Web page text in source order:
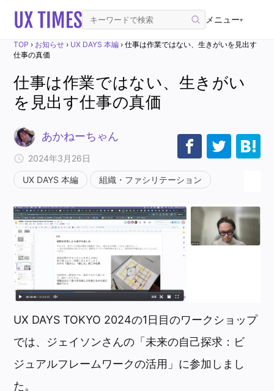
メニュー▾
TOP › お知らせ › UX DAYS 本編 ›仕事は作業ではない、生きがいを見出す
仕事の真価
仕事は作業ではない、生きがい
を見出す仕事の真価
あかねーちゃん
2024年3月26日
UX DAYS 本編 組織・ファシリテーション
UX DAYS TOKYO 2024の1日目のワークショップ
では、ジェイソンさんの「未来の自己探求：ビ
ジュアルフレームワークの活用」に参加しまし
た。